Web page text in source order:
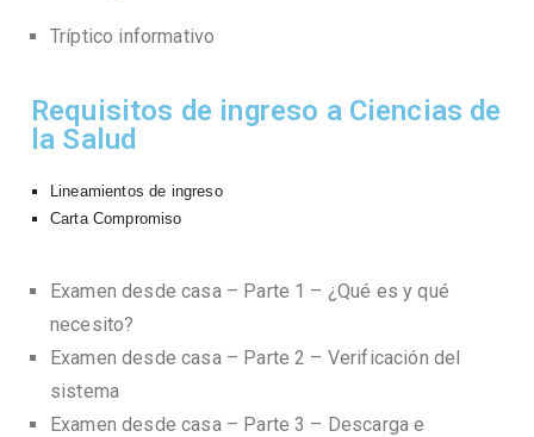
Tríptico informativo
Requisitos de ingreso a Ciencias de
la Salud
Lineamientos de ingreso
Carta Compromiso
Examen desde casa – Parte 1 – ¿Qué es y qué
necesito?
Examen desde casa – Parte 2 – Verificación del
sistema
Examen desde casa – Parte 3 – Descarga e